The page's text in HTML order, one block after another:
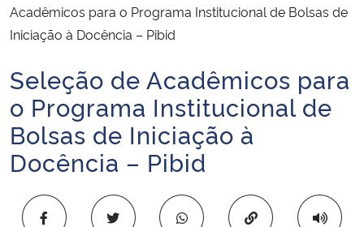
Ministério da Economia
Ministério da Infraestrutura
Ministério da Agricultura, Pecuária e Abastecimento
Ministério da Educação
Ministério da Cidadania
Acadêmicos para o Programa Institucional de Bolsas de
Iniciação à Docência – Pibid
Início do conteúdo
Seleção de Acadêmicos para
o Programa Institucional de
Bolsas de Iniciação à
Docência – Pibid
Copiar para área